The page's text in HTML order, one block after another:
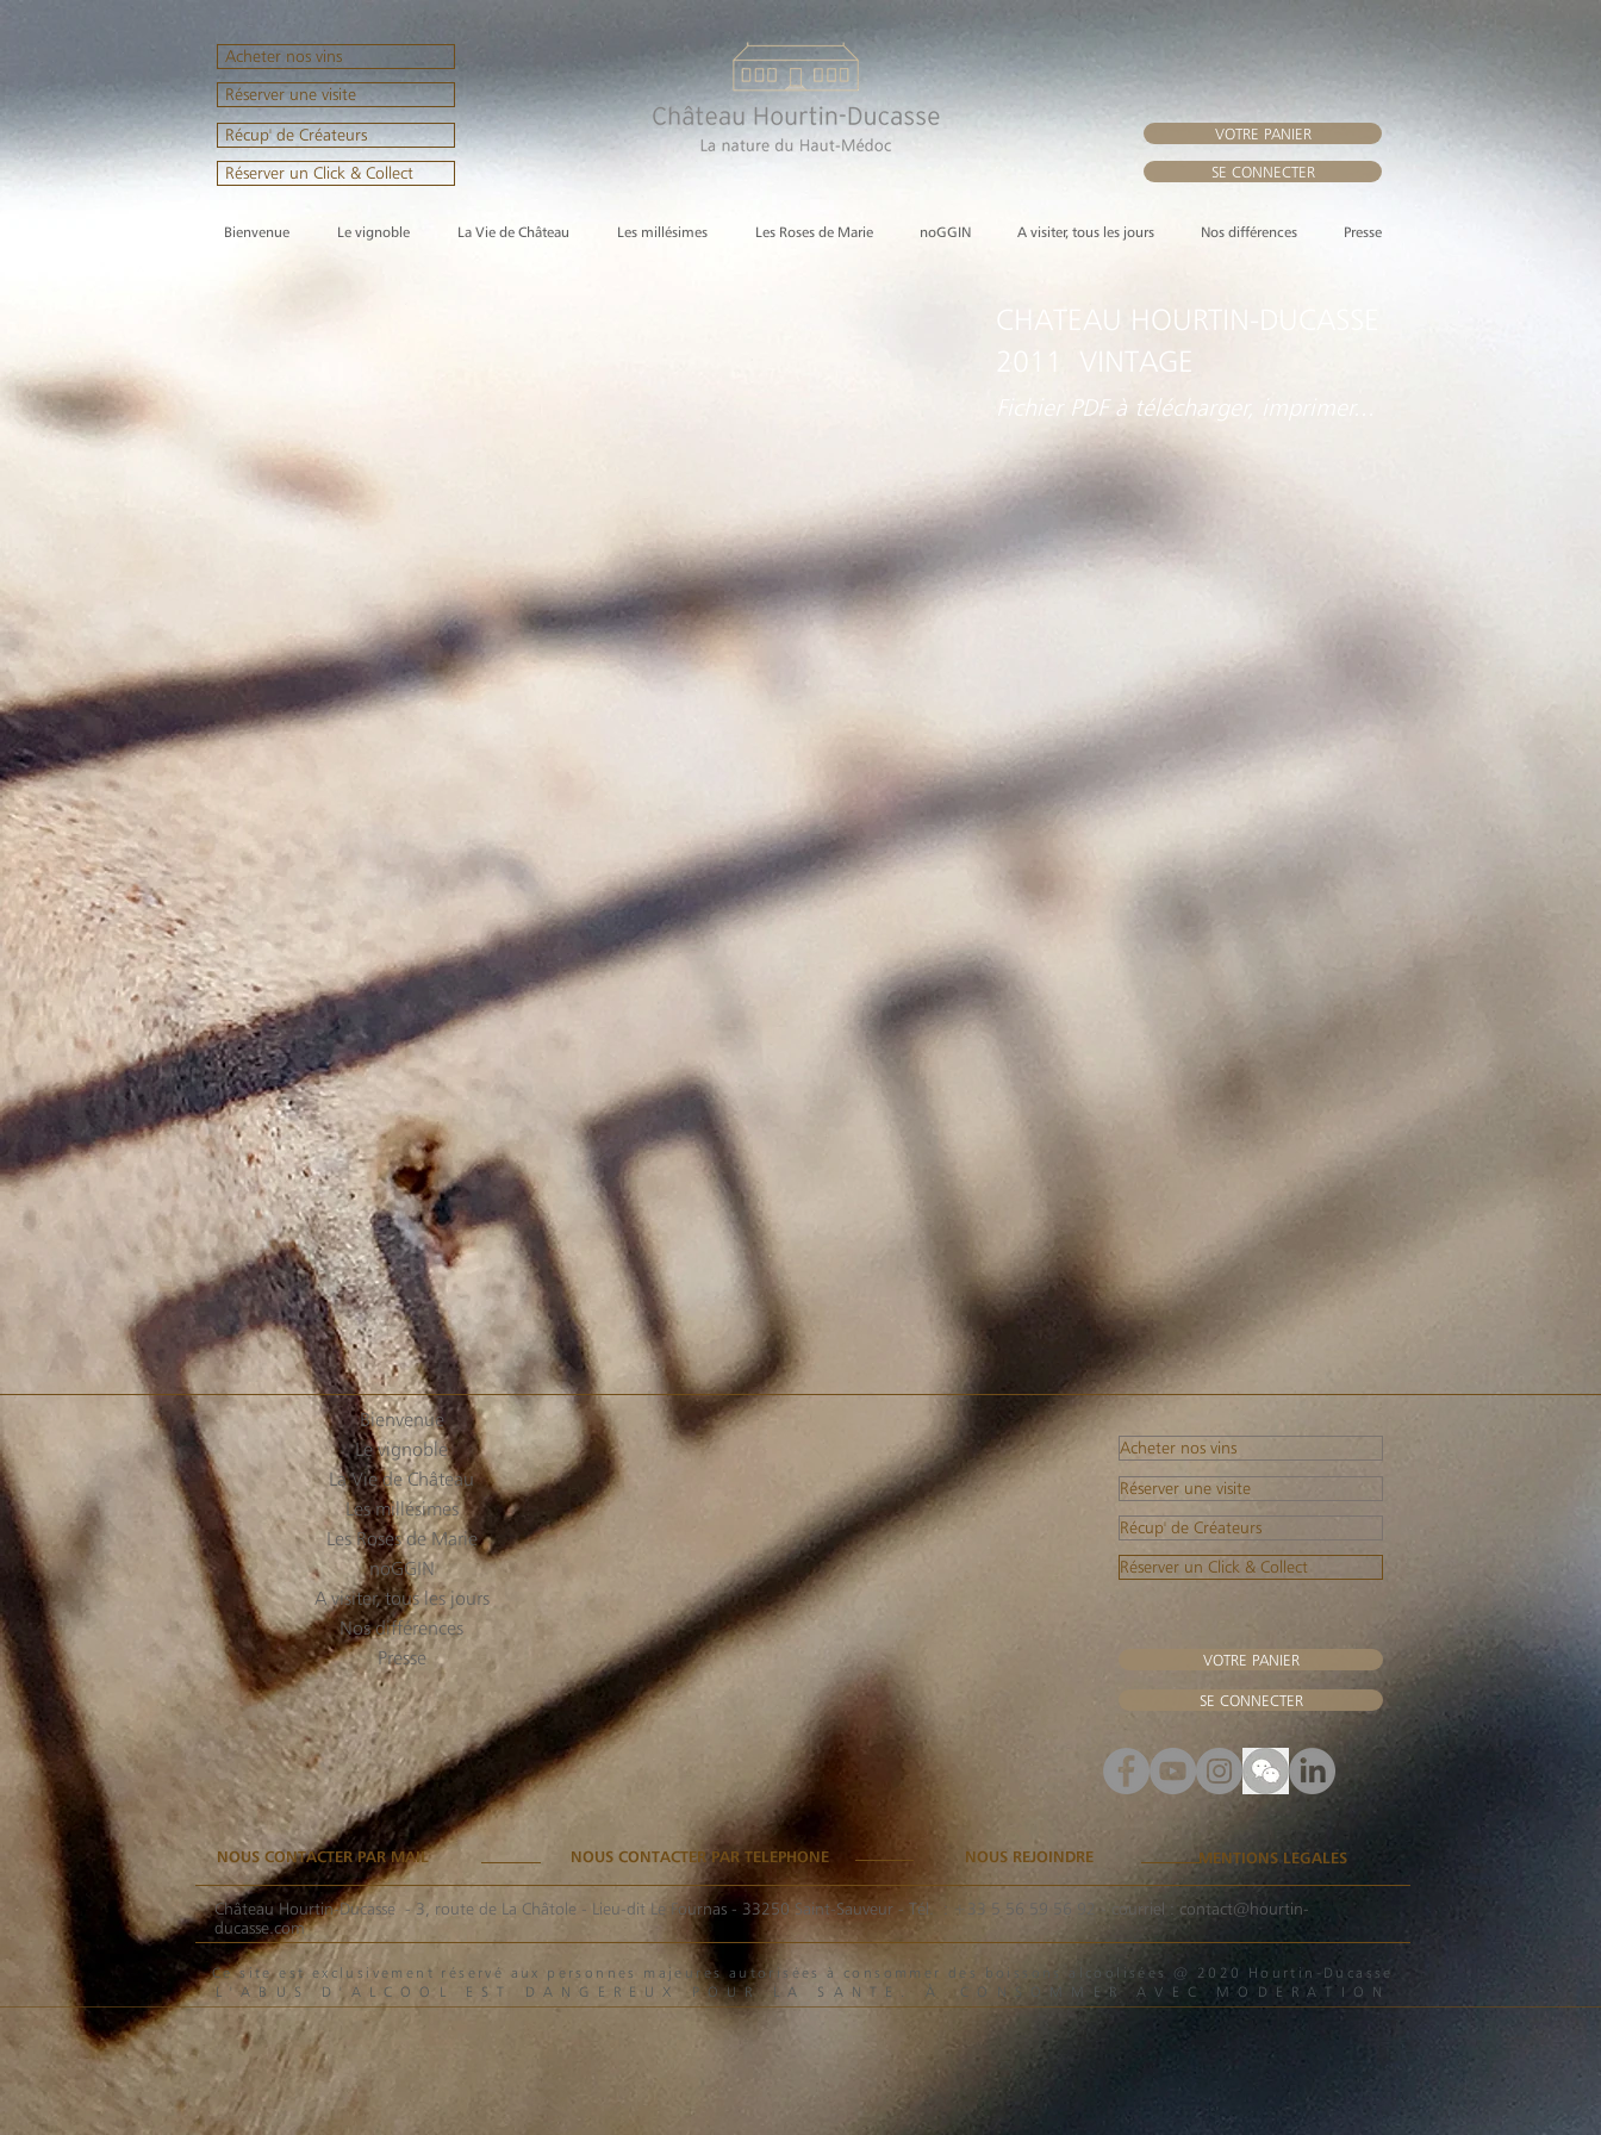
Acheter nos vins
Réserver une visite
Récup' de Créateurs
Réserver un Click & Collect
VOTRE PANIER
SE CONNECTER
Bienvenue Le vignoble La Vie de Château Les millésimes Les Roses de Marie noGGIN A visiter, tous les jours Nos différences Presse
CHATEAU HOURTIN-DUCASSE
2011 VINTAGE
Fichier PDF à télécharger, imprimer...
Bienvenue
Le vignoble
La Vie de Château
Les millésimes
Les Roses de Marie
noGGIN
A visiter, tous les jours
Nos différences
Presse
Acheter nos vins
Réserver une visite
Récup' de Créateurs
Réserver un Click & Collect
VOTRE PANIER
SE CONNECTER
NOUS CONTACTER PAR MAIL NOUS CONTACTER PAR TELEPHONE NOUS REJOINDRE MENTIONS LEGALES
Château Hourtin-Ducasse -3, route de La Châtole - Lieu-dit Le Fournas - 33250 Saint-Sauveur - Tél. : +33 5 56 59 56 92 - courriel : contact@hourtin-
ducasse.com
Ce site est exclusivement réservé aux personnes majeures autorisées à consommer des boissons alcoolisées @ 2020 Hourtin-Ducasse
L'ABUS D'ALCOOL EST DANGEREUX POUR LA SANTE. À CONSOMMER AVEC MODERATION